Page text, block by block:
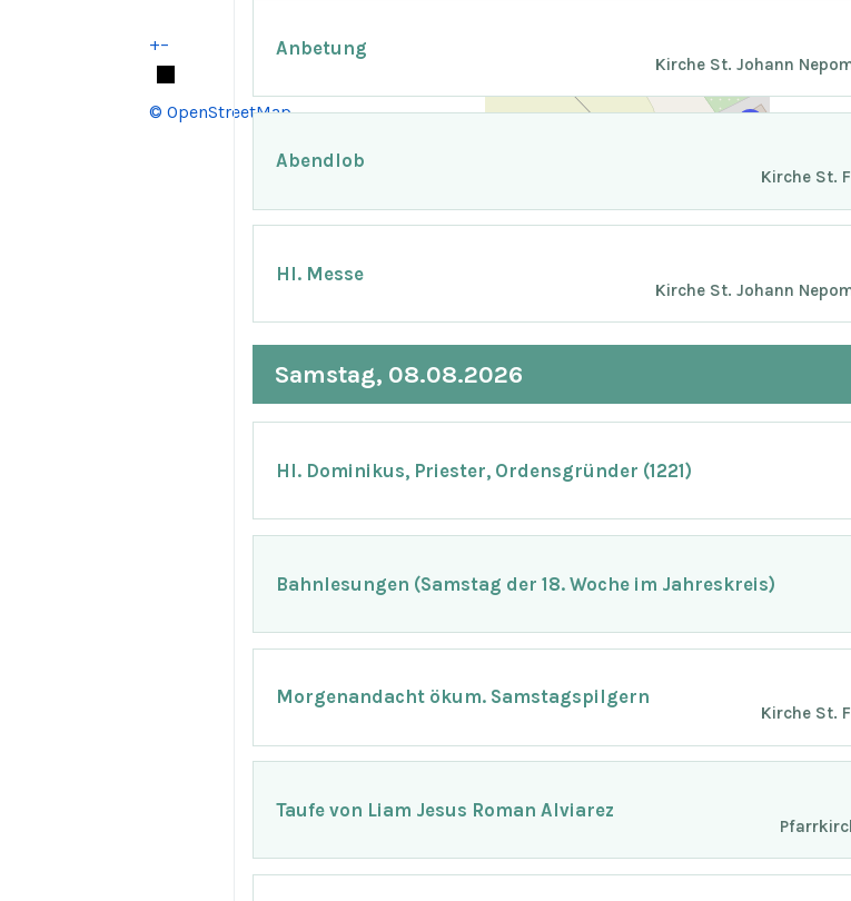
+−
© OpenStreetMap
Anbetung
Kirche St. Johann
Abendlob
Kirche St.
Hl. Messe
Kirche St. Johann
Samstag, 08.08.2026
Hl. Dominikus, Priester, Ordensgründer (1221)
Bahnlesungen (Samstag der 18. Woche im Jahreskreis)
Morgenandacht ökum. Samstagspilgern
Kirche St.
Taufe von Liam Jesus Roman Alviarez